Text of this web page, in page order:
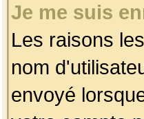
Je me suis
Les raisons
nom
envoyé